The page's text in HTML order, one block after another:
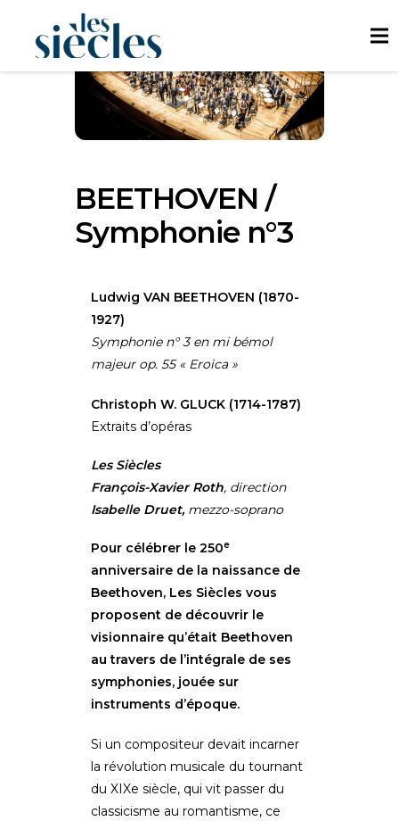
BEETHOVEN /
Symphonie n°3
Ludwig VAN BEETHOVEN (1870-
1927)
Symphonie n° 3 en mi bémol
majeur op. 55 « Eroica »
Christoph W. GLUCK (1714-1787)
Extraits d’opéras
Les Siècles
François-Xavier Roth, direction
Isabelle Druet, mezzo-soprano
Pour célébrer le 250e
anniversaire de la naissance de
Beethoven, Les Siècles vous
proposent de découvrir le
visionnaire qu’était Beethoven
au travers de l’intégrale de ses
symphonies, jouée sur
instruments d’époque.
Si un compositeur devait incarner
la révolution musicale du tournant
du XIXe siècle, qui vit passer du
classicisme au romantisme, ce